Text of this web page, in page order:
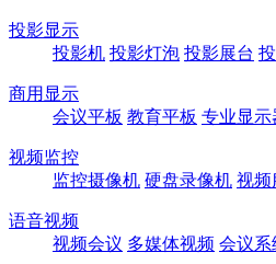
投影显示
投影机 投影灯泡 投影展台
商用显示
会议平板 教育平板 专业显示
视频监控
监控摄像机 硬盘录像机 视频
语音视频
视频会议 多媒体视频 会议系